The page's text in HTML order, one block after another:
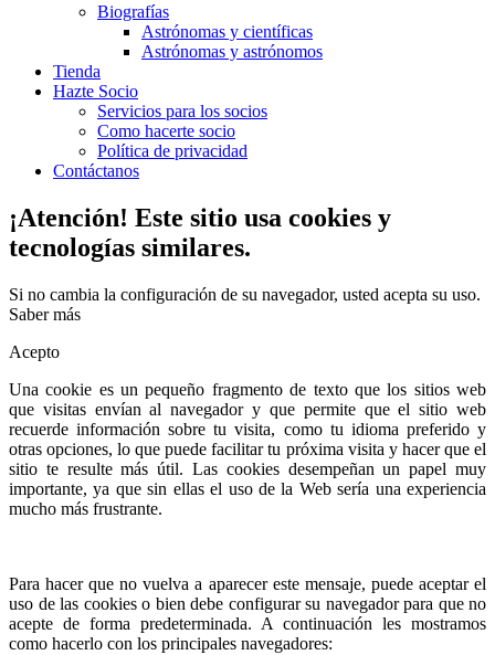
Biografías
Astrónomas y científicas
Astrónomas y astrónomos
Tienda
Hazte Socio
Servicios para los socios
Como hacerte socio
Política de privacidad
Contáctanos
¡Atención! Este sitio usa cookies y
tecnologías similares.
Si no cambia la configuración de su navegador, usted acepta su uso.
Saber más
Acepto
Una cookie es un pequeño fragmento de texto que los sitios web
que visitas envían al navegador y que permite que el sitio web
recuerde información sobre tu visita, como tu idioma preferido y
otras opciones, lo que puede facilitar tu próxima visita y hacer que el
sitio te resulte más útil. Las cookies desempeñan un papel muy
importante, ya que sin ellas el uso de la Web sería una experiencia
mucho más frustrante.
Para hacer que no vuelva a aparecer este mensaje, puede aceptar el
uso de las cookies o bien debe configurar su navegador para que no
acepte de forma predeterminada. A continuación les mostramos
como hacerlo con los principales navegadores: